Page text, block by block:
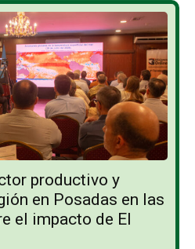
productivo y
en Posadas en las
el impacto de El